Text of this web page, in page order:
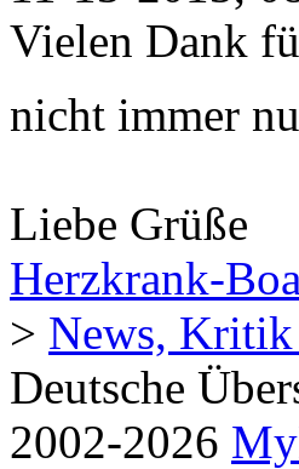
Vielen Dank
nicht immer
Liebe Grüße
Herzkrank-
> News, Kritik
Deutsche
2002-2026